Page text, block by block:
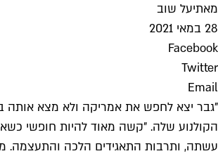
מאתיעל שוב
28 במאי 2021
Facebook
Twitter
Email
הקולנוע שלה. "קשה מאוד להיות חופשי